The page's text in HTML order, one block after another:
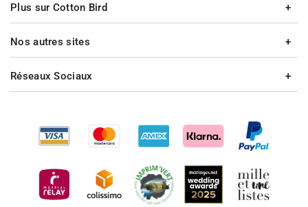
Plus sur Cotton Bird
Nos autres sites
Réseaux Sociaux